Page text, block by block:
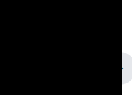
navigate_next